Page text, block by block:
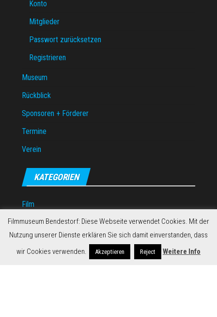
Konto
Mitglieder
Passwort zurücksetzen
Registrieren
Museum
Rückblick
Sponsoren + Förderer
Termine
Verein
KATEGORIEN
Film
Musik
Uncategorized
Filmmuseum Bendestorf: Diese Webseite verwendet Cookies. Mit der
Nutzung unserer Dienste erklären Sie sich damit einverstanden, dass
wir Cookies verwenden.
Akzeptieren Reject Weitere Info